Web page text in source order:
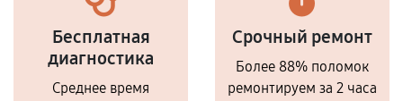
Бесплатная
диагностика
Среднее время
Срочный ремонт
Более 88% поломок
ремонтируем за 2 часа